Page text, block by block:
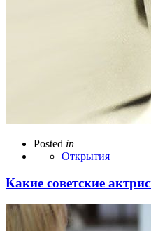
Posted in
Открытия
Какие советские